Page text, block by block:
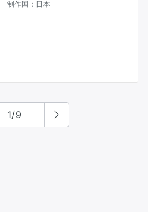
制作国：日本
1/9